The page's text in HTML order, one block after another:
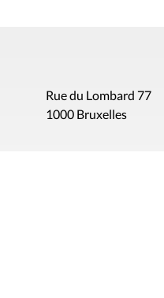
Rue du Lombard 77
1000 Bruxelles